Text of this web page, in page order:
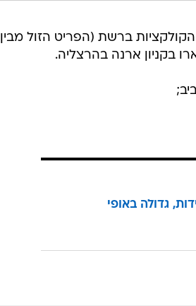
קניית 2 תכשיטים מכול הקולקציות ברשת (הפריט הזול מבין
בקניון ארנה בהרצליה.
גדולה באופי